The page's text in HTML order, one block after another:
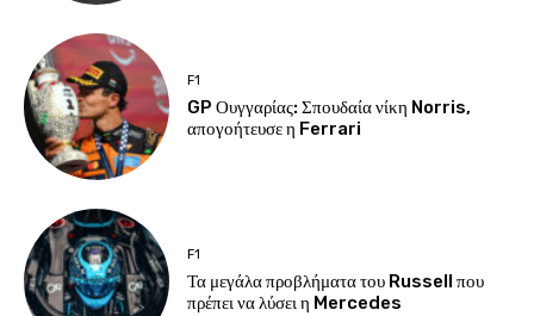
F1
GP Ουγγαρίας: Σπουδαία νίκη Norris,
απογοήτευσε η Ferrari
F1
Τα μεγάλα προβλήματα του Russell που
πρέπει να λύσει η Mercedes